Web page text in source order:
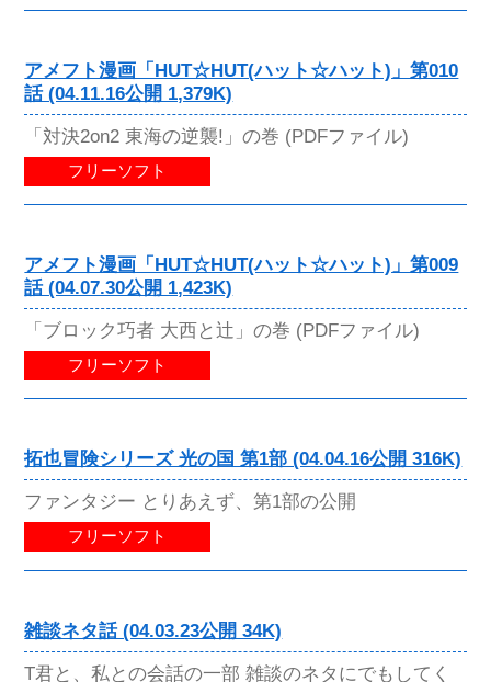
アメフト漫画「HUT☆HUT(ハット☆ハット)」第010
話 (04.11.16公開 1,379K)
「対決2on2 東海の逆襲!」の巻 (PDFファイル)
フリーソフト
アメフト漫画「HUT☆HUT(ハット☆ハット)」第009
話 (04.07.30公開 1,423K)
「ブロック巧者 大西と辻」の巻 (PDFファイル)
フリーソフト
拓也冒険シリーズ 光の国 第1部 (04.04.16公開 316K)
ファンタジー とりあえず、第1部の公開
フリーソフト
雑談ネタ話 (04.03.23公開 34K)
T君と、私との会話の一部 雑談のネタにでもしてく